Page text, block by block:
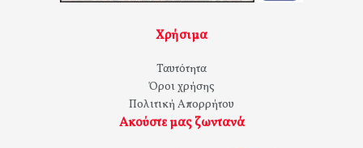
Χρήσιμα
Ταυτότητα
Όροι χρήσης
Πολιτική Απορρήτου
Ακούστε μας ζωντανά